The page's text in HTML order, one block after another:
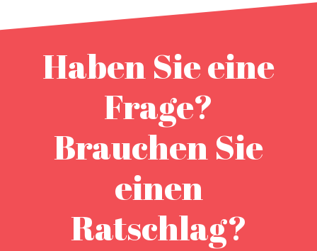
Haben Sie eine
Frage?
Brauchen Sie
einen
Ratschlag?